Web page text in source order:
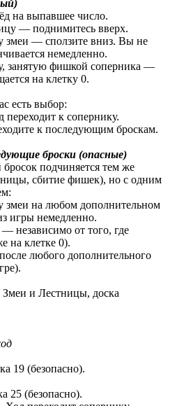
на выпавшее число.
— поднимитесь вверх.
змеи — сползите вниз. Вы не
немедленно.
занятую фишкой соперника —
на клетку 0.
есть выбор:
переходит к сопернику.
к последующим броскам.
броски (опасные)
подчиняется тем же
сбитие фишек), но с одним
змеи на любом дополнительном
игры немедленно.
независимо от того, где
на клетке 0).
любого дополнительного
19 (безопасно).
25 (безопасно).